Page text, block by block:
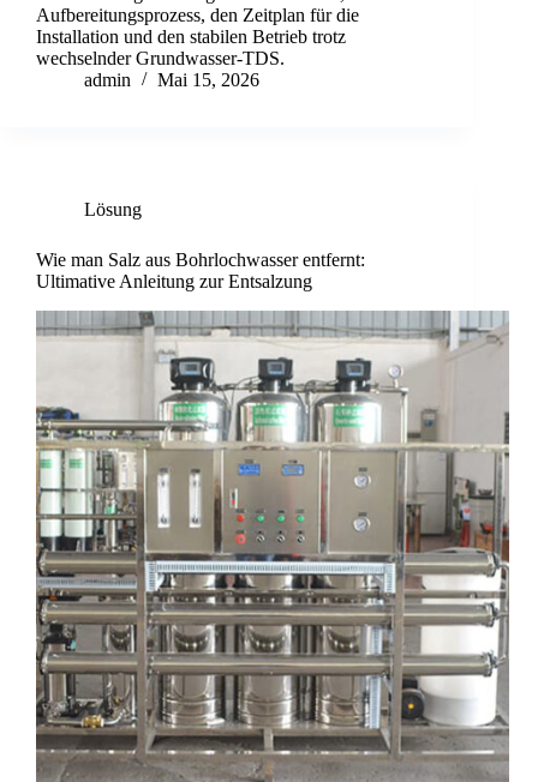
Aufbereitungsprozess, den Zeitplan für die
Installation und den stabilen Betrieb trotz
wechselnder Grundwasser-TDS.
admin
Mai 15, 2026
Lösung
Wie man Salz aus Bohrlochwasser entfernt:
Ultimative Anleitung zur Entsalzung